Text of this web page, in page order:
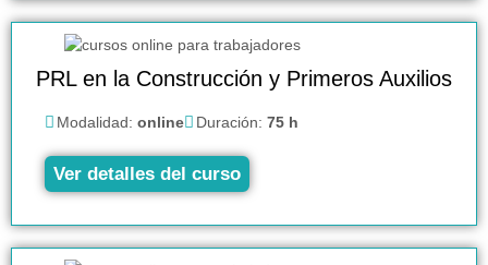
PRL en la Construcción y Primeros Auxilios
Modalidad: online Duración: 75 h
Ver detalles del curso